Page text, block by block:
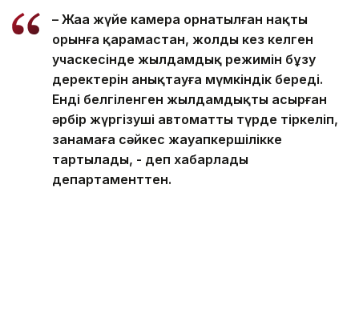
– Жаңа жүйе камера орнатылған нақты
орынға қарамастан, жолдың кез келген
учаскесінде жылдамдық режимін бұзу
деректерін анықтауға мүмкіндік береді.
Енді белгіленген жылдамдықты асырған
әрбір жүргізуші автоматты түрде тіркеліп,
заңнамаға сәйкес жауапкершілікке
тартылады, - деп хабарлады
департаменттен.